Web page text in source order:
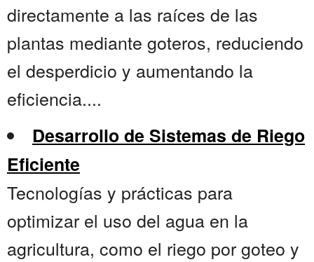
directamente a las raíces de las
plantas mediante goteros, reduciendo
el desperdicio y aumentando la
eficiencia....
Desarrollo de Sistemas de Riego
Eficiente
Tecnologías y prácticas para
optimizar el uso del agua en la
agricultura, como el riego por goteo y